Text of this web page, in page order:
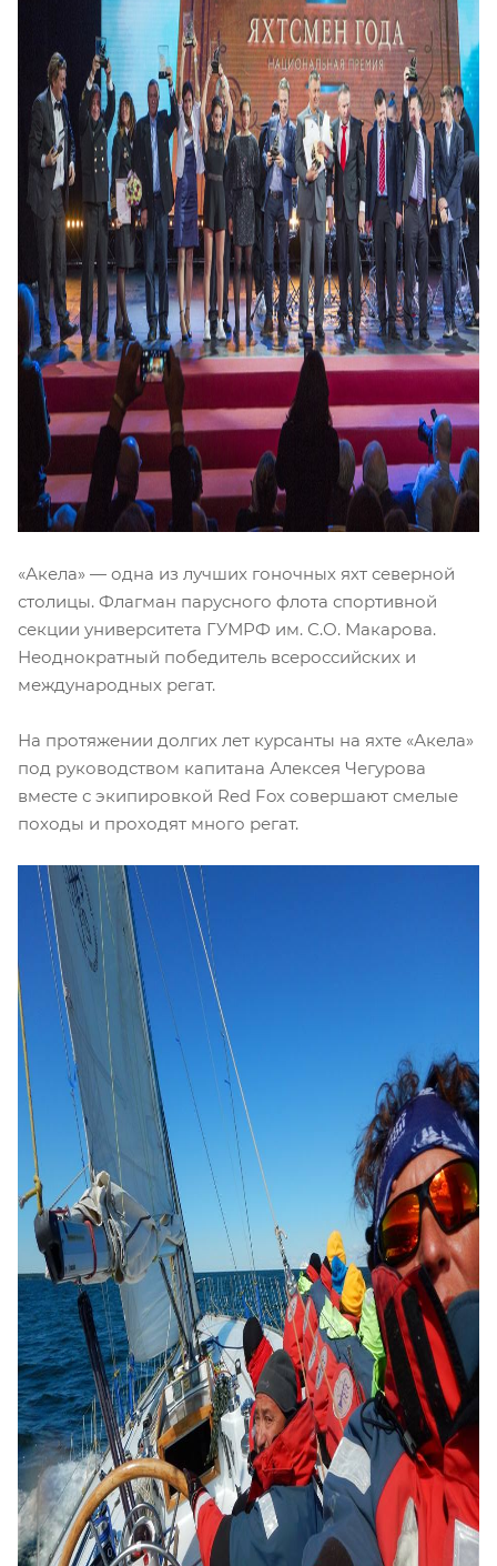
«Акела» — одна из лучших гоночных яхт северной
столицы. Флагман парусного флота спортивной
секции университета ГУМРФ им. С.О. Макарова.
Неоднократный победитель всероссийских и
международных регат.
На протяжении долгих лет курсанты на яхте «Акела»
под руководством капитана Алексея Чегурова
вместе с экипировкой Red Fox совершают смелые
походы и проходят много регат.